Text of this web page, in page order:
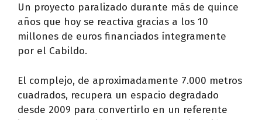
Un proyecto paralizado durante más de quince
años que hoy se reactiva gracias a los 10
millones de euros financiados íntegramente
por el Cabildo.
El complejo, de aproximadamente 7.000 metros
cuadrados, recupera un espacio degradado
desde 2009 para convertirlo en un referente